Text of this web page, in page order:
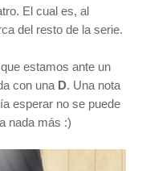
El cual es, al
del resto de la serie.
estamos ante un
con una D. Una nota
esperar no se puede
nada más :)